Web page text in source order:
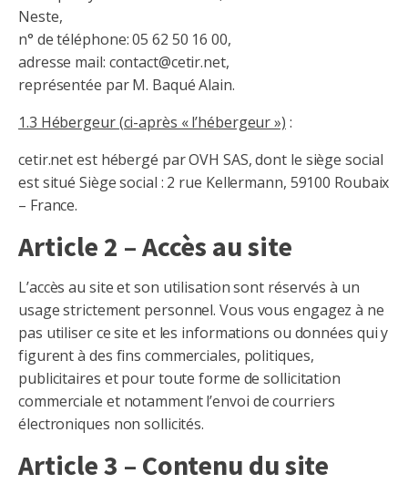
Neste,
n° de téléphone: 05 62 50 16 00,
adresse mail: contact@cetir.net,
représentée par M. Baqué Alain.
1.3 Hébergeur (ci-après « l’hébergeur ») :
cetir.net est hébergé par OVH SAS, dont le siège social
est situé Siège social : 2 rue Kellermann, 59100 Roubaix
– France.
Article 2 – Accès au site
L’accès au site et son utilisation sont réservés à un
usage strictement personnel. Vous vous engagez à ne
pas utiliser ce site et les informations ou données qui y
figurent à des fins commerciales, politiques,
publicitaires et pour toute forme de sollicitation
commerciale et notamment l’envoi de courriers
électroniques non sollicités.
Article 3 – Contenu du site